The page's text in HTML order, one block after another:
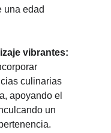
una edad
vibrantes:
culinarias
apoyando el
un